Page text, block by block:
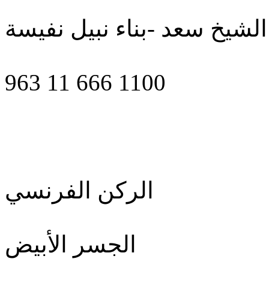
سعد -بناء نبيل نفيسة
963 11 666 1100
الركن الفرنسي
الجسر الأبيض